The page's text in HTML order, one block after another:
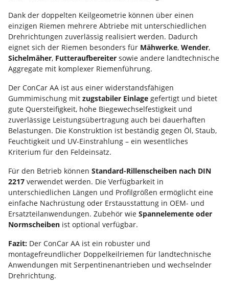
Dank der doppelten Keilgeometrie können über einen
einzigen Riemen mehrere Abtriebe mit unterschiedlichen
Drehrichtungen zuverlässig realisiert werden. Dadurch
eignet sich der Riemen besonders für Mähwerke, Wender,
Sichelmäher, Futteraufbereiter sowie andere landtechnische
Aggregate mit komplexer Riemenführung.
Der ConCar AA ist aus einer widerstandsfähigen
Gummimischung mit zugstabiler Einlage gefertigt und bietet
gute Quersteifigkeit, hohe Biegewechselfestigkeit und
zuverlässige Leistungsübertragung auch bei dauerhaften
Belastungen. Die Konstruktion ist beständig gegen Öl, Staub,
Feuchtigkeit und UV-Einstrahlung – ein wesentliches
Kriterium für den Feldeinsatz.
Für den Betrieb können Standard-Rillenscheiben nach DIN
2217 verwendet werden. Die Verfügbarkeit in
unterschiedlichen Längen und Profilgrößen ermöglicht eine
einfache Nachrüstung oder Erstausstattung in OEM- und
Ersatzteilanwendungen. Zubehör wie Spannelemente oder
Normscheiben ist optional verfügbar.
Fazit: Der ConCar AA ist ein robuster und
montagefreundlicher Doppelkeilriemen für landtechnische
Anwendungen mit Serpentinenantrieben und wechselnder
Drehrichtung.